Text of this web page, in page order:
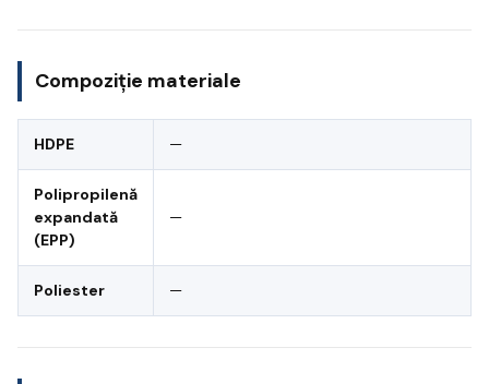
Compoziție materiale
HDPE —
Polipropilenă
expandată
(EPP)
—
Poliester —